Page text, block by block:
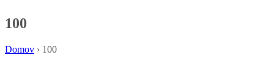
100
Domov › 100